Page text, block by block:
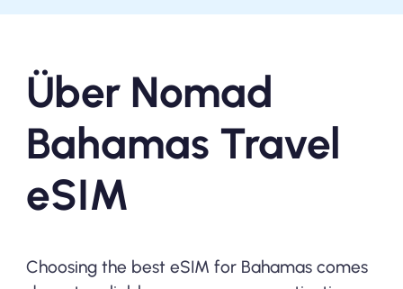
Über Nomad
Bahamas Travel
eSIM
Choosing the best eSIM for Bahamas comes